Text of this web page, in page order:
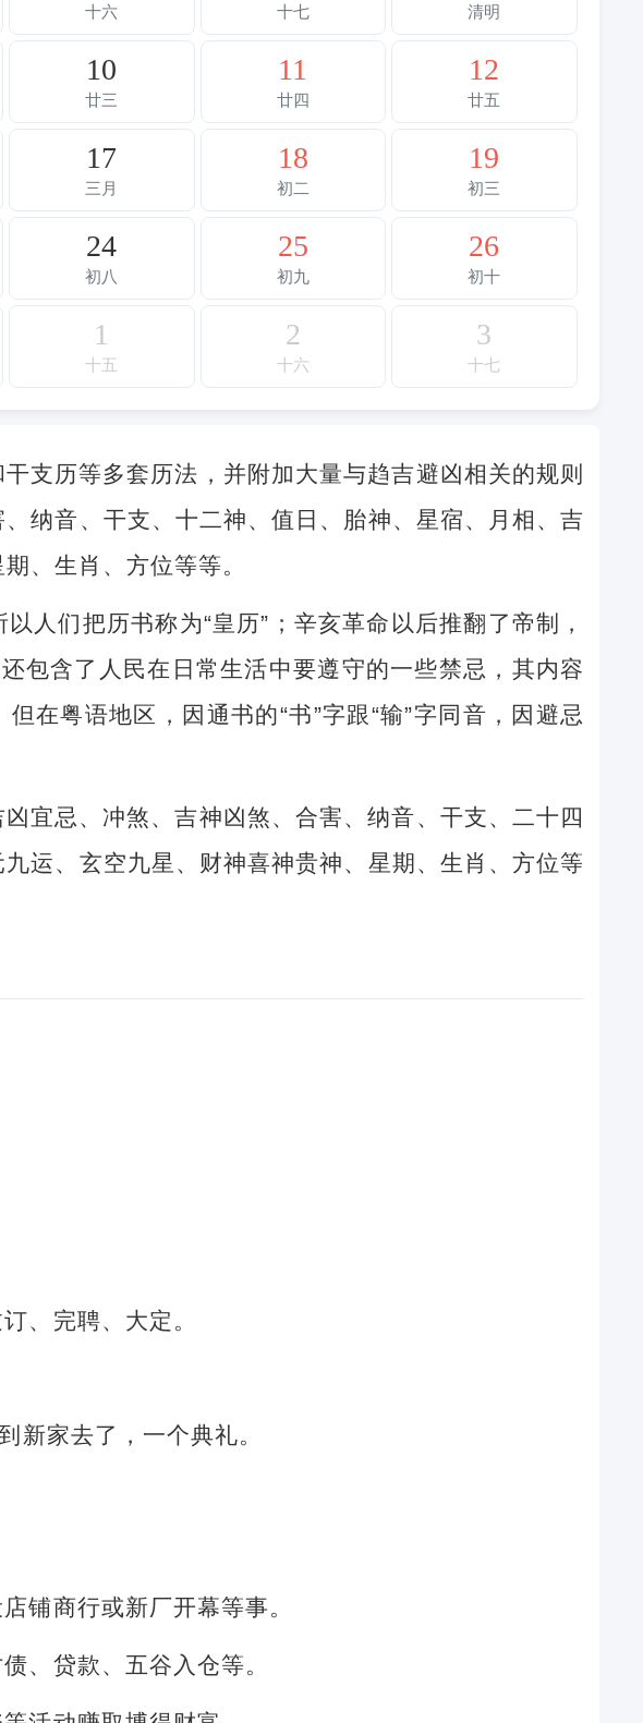
十六 十七 清明
10
廿三
11
廿四
12
廿五
17
三月
18
初二
19
初三
24
初八
25
初九
26
初十
1
十五
2
十六
3
十七
支历等多套历法，并附加大量与趋吉避凶相关的规则
纳音、干支、十二神、值日、胎神、星宿、月相、吉
、生肖、方位等等。
人们把历书称为“皇历”；辛亥革命以后推翻了帝制，
包含了人民在日常生活中要遵守的一些禁忌，其内容
在粤语地区，因通书的“书”字跟“输”字同音，因避忌
宜忌、冲煞、吉神凶煞、合害、纳音、干支、二十四
运、玄空九星、财神喜神贵神、星期、生肖、方位等
、完聘、大定。
新家去了，一个典礼。
铺商行或新厂开幕等事。
、贷款、五谷入仓等。